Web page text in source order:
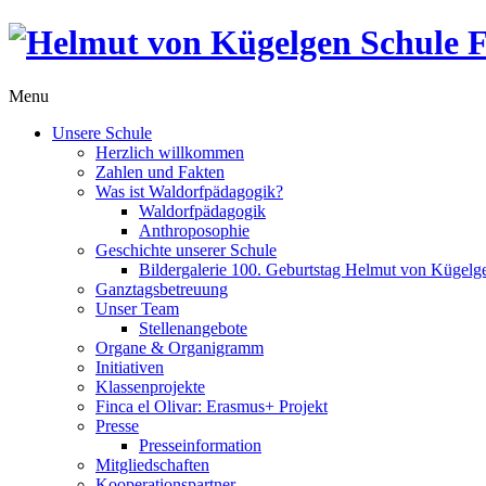
Menu
Unsere Schule
Herzlich willkommen
Zahlen und Fakten
Was ist Waldorfpädagogik?
Waldorfpädagogik
Anthroposophie
Geschichte unserer Schule
Bildergalerie 100. Geburtstag Helmut von
Ganztagsbetreuung
Unser Team
Stellenangebote
Organe & Organigramm
Initiativen
Klassenprojekte
Finca el Olivar: Erasmus+ Projekt
Presse
Presseinformation
Mitgliedschaften